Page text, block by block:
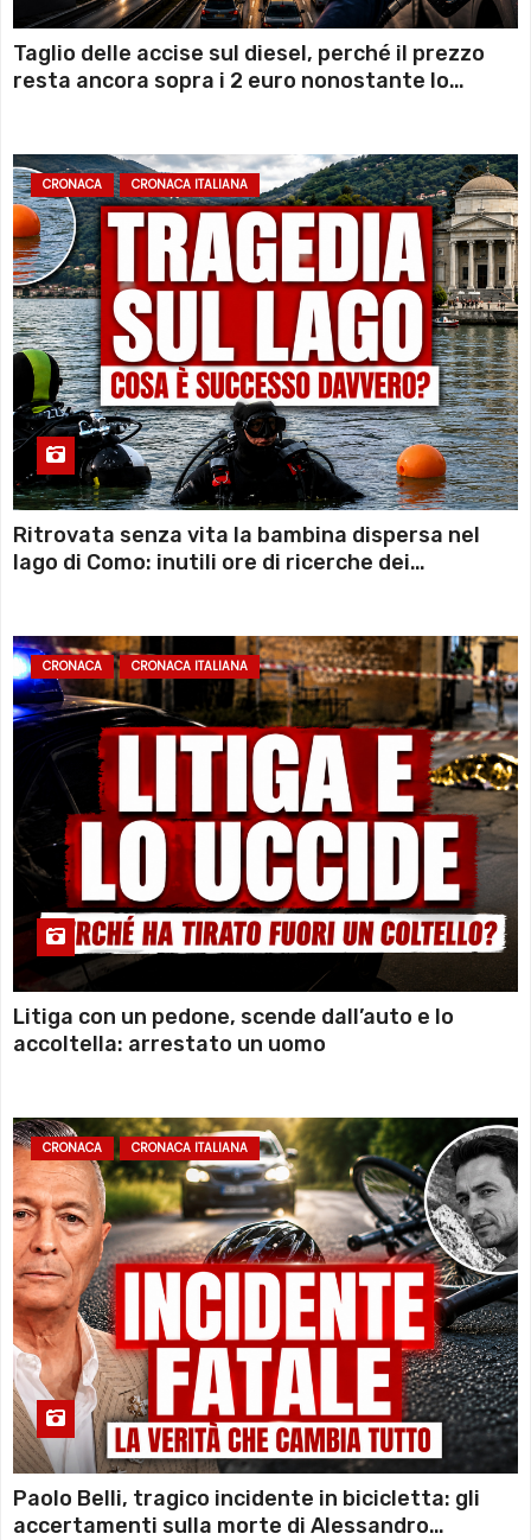
Taglio delle accise sul diesel, perché il prezzo
resta ancora sopra i 2 euro nonostante lo
CRONACA CRONACA ITALIANA
Ritrovata senza vita la bambina dispersa nel
lago di Como: inutili ore di ricerche dei
CRONACA CRONACA ITALIANA
Litiga con un pedone, scende dall’auto e lo
accoltella: arrestato un uomo
CRONACA CRONACA ITALIANA
Paolo Belli, tragico incidente in bicicletta: gli
accertamenti sulla morte di Alessandro